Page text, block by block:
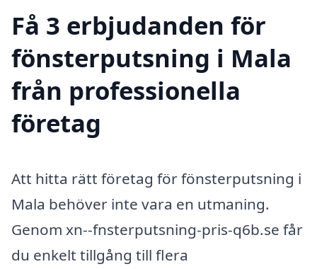
Få 3 erbjudanden för
fönsterputsning i Mala
från professionella
företag
Att hitta rätt företag för fönsterputsning i
Mala behöver inte vara en utmaning.
Genom xn--fnsterputsning-pris-q6b.se får
du enkelt tillgång till flera